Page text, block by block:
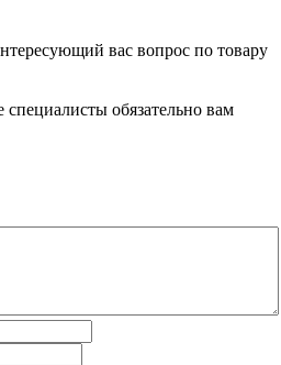
вас вопрос по товару
обязательно вам